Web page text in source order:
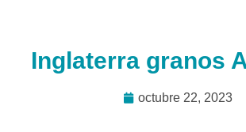
Inglaterra granos
octubre 22, 2023